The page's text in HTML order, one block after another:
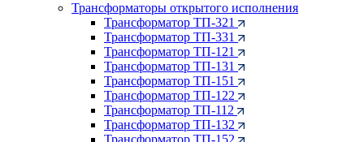
Трансформаторы открытого исполнения
Трансформатор ТП-321
Трансформатор ТП-331
Трансформатор ТП-121
Трансформатор ТП-131
Трансформатор ТП-151
Трансформатор ТП-122
Трансформатор ТП-112
Трансформатор ТП-132
Трансформатор ТП-152